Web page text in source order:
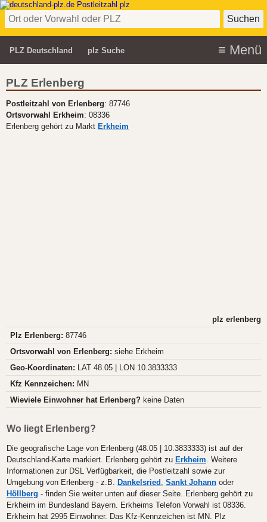
PLZ Deutschland plz Suche
PLZ Erlenberg
Postleitzahl von Erlenberg: 87746
Ortsvorwahl Erkheim: 08336
Erlenberg gehört zu Markt Erkheim
plz erlenberg
Plz Erlenberg: 87746
Ortsvorwahl von Erlenberg: siehe Erkheim
Geo-Koordinaten: LAT 48.05 | LON 10.3833333
Kfz Kennzeichen: MN
Wieviele Einwohner hat Erlenberg? keine Daten
Wo liegt Erlenberg?
Die geografische Lage von Erlenberg (48.05 | 10.3833333) ist auf der
Deutschland-Karte markiert. Erlenberg gehört zu Erkheim. Weitere
Informationen zur DSL Verfügbarkeit, die Postleitzahl sowie zur
Umgebung von Erlenberg - z.B. Dankelsried , Sankt Johann oder
Höllberg - finden Sie weiter unten auf dieser Seite. Erlenberg gehört zu
Erkheim im Bundesland Bayern. Erkheims Telefon Vorwahl ist 08336.
Erkheim hat 2995 Einwohner. Das Kfz-Kennzeichen ist MN. Plz